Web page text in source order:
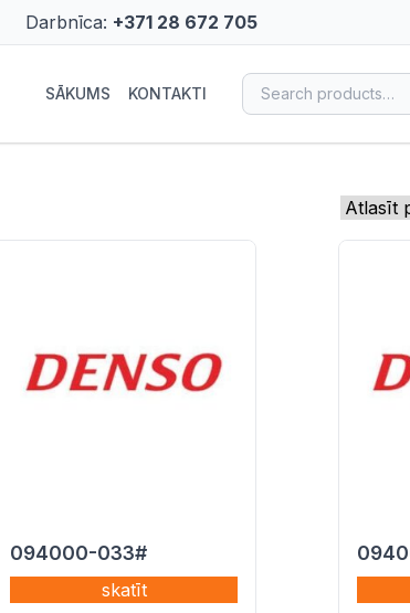
Darbnīca: +371 28 672 705
SĀKUMS KONTAKTI Search for:
094000-033#
skatīt